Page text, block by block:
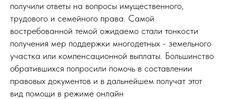
получили ответы на вопросы имущественного,
трудового и семейного права. Самой
востребованной темой ожидаемо стали тонкости
получения мер поддержки многодетных - земельного
участка или компенсационной выплаты. Большинство
обратившихся попросили помочь в составлении
правовых документов и в дальнейшем получат этот
вид помощи в режиме онлайн